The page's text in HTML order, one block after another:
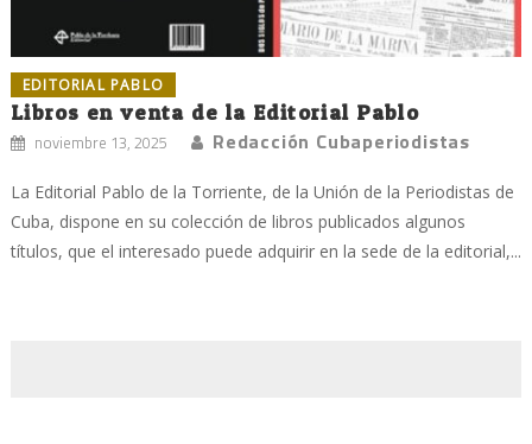
EDITORIAL PABLO
Libros en venta de la Editorial Pablo
noviembre 13, 2025 Redacción Cubaperiodistas
La Editorial Pablo de la Torriente, de la Unión de la Periodistas de
Cuba, dispone en su colección de libros publicados algunos
títulos, que el interesado puede adquirir en la sede de la editorial,...